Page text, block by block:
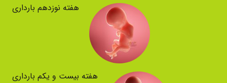
هفته نوزدهم بارداری
هفته بیست و یکم بارداری